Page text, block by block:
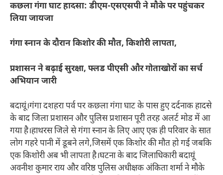
कछला गंगा घाट हादसा: डीएम-एसएसपी ने मौके पर पहुंचकर
लिया जायजा
गंगा स्नान के दौरान किशोर की मौत, किशोरी लापता,
प्रशासन ने बढ़ाई सुरक्षा, फ्लड पीएसी और गोताखोरों का सर्च
अभियान जारी
बदायूं।गंगा दशहरा पर्व पर कछला गंगा घाट के पास हुए दर्दनाक हादसे
के बाद जिला प्रशासन और पुलिस प्रशासन पूरी तरह अलर्ट मोड में आ
गया है।हाथरस जिले से गंगा स्नान के लिए आए एक ही परिवार के सात
लोग गहरे पानी में डूबने लगे,जिसमें एक किशोर की मौत हो गई जबकि
एक किशोरी अब भी लापता है।घटना के बाद जिलाधिकारी बदायूं
अवनीश कुमार राय और वरिष्ठ पुलिस अधीक्षक अंकिता शर्मा ने मौके